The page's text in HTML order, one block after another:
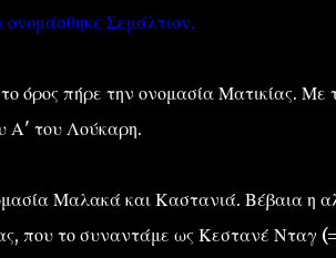
Σεμάλτιον.
όρος πήρε την ονομασία Ματικίας. Με
Α' του Λούκαρη.
Μαλακά και Καστανιά. Βέβαια η
που το συναντάμε ως Κεστανέ Νταγ